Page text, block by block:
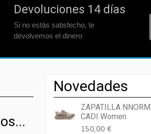
Devoluciones 14 días
Si no estás satisfecho, te
devolvemos el dinero
Novedades
ZAPATILLA
CADI Women
150,00 €